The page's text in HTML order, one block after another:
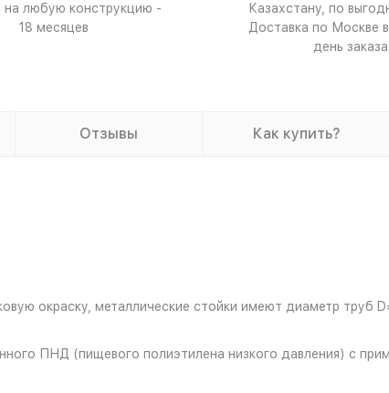
на любую конструкцию -
18 месяцев
Казахстану, по
Доставка по Москве
день
Отзывы Как купить?
окраску, металлические стойки имеют диаметр труб
ПНД (пищевого полиэтилена низкого давления) с